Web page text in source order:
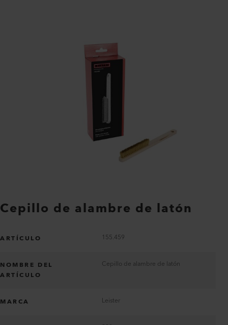
Cepillo de alambre de latón
ARTÍCULO 155.459
NOMBRE DEL
ARTÍCULO
Cepillo de alambre de latón
MARCA Leister